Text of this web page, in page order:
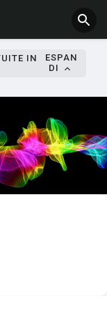
IN
ESPAN
DI